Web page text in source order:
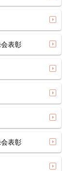
表彰
表彰